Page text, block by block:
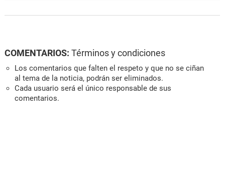
COMENTARIOS: Términos y condiciones
Los comentarios que falten el respeto y que no se ciñan
al tema de la noticia, podrán ser eliminados.
Cada usuario será el único responsable de sus
comentarios.